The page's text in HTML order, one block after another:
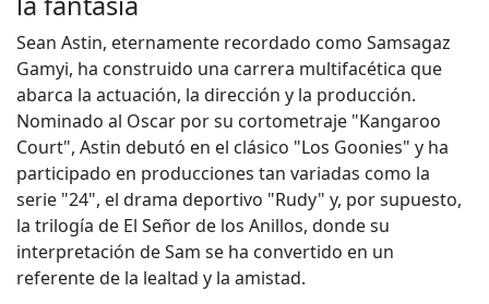
Sean Astin, eternamente recordado como Samsagaz
Gamyi, ha construido una carrera multifacética que
abarca la actuación, la dirección y la producción.
Nominado al Oscar por su cortometraje "Kangaroo
Court", Astin debutó en el clásico "Los Goonies" y ha
participado en producciones tan variadas como la
serie "24", el drama deportivo "Rudy" y, por supuesto,
la trilogía de El Señor de los Anillos, donde su
interpretación de Sam se ha convertido en un
referente de la lealtad y la amistad.